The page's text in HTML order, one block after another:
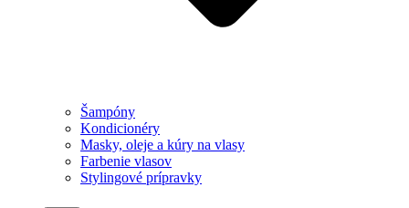
Šampóny
Kondicionéry
Masky, oleje a kúry na vlasy
Farbenie vlasov
Stylingové prípravky